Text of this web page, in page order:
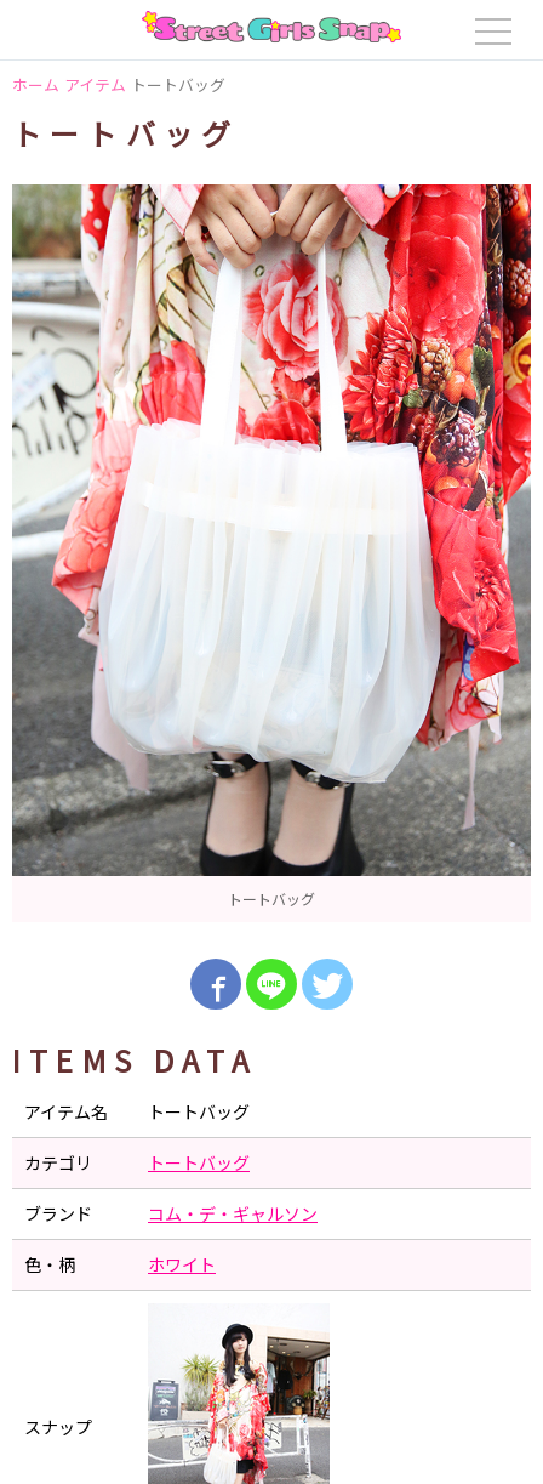
ホーム アイテム トートバッグ
トートバッグ
トートバッグ
ITEMS DATA
アイテム名 トートバッグ
カテゴリ トートバッグ
ブランド コム・デ・ギャルソン
色・柄 ホワイト
スナップ